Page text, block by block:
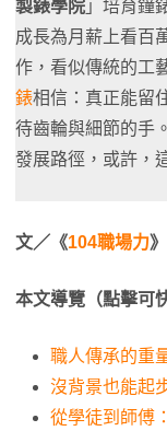
製錶學院 」培育鐘
成長為月薪上看百
作，看似傳統的工
錶相信：真正能留
待齒輪與細節的手
發展路徑，或許，
文／《104職場力》
本文導覽（點擊可
職人傳承的重
沒背景也能起
從學徒到師傅